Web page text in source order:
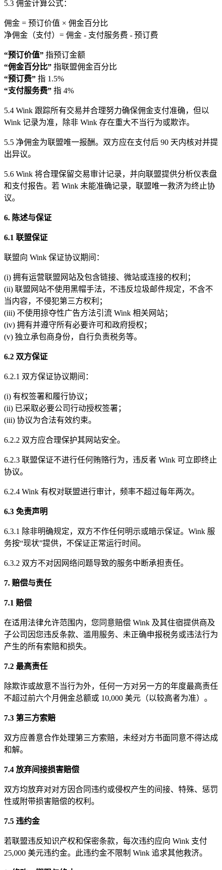
5.3 佣金计算公式：
佣金 = 预订价值 × 佣金百分比
净佣金（支付）= 佣金 - 支付服务费 - 预订费
“预订价值” 指预订金额
“佣金百分比” 指联盟佣金百分比
“预订费” 指 1.5%
“支付服务费” 指 4%
5.4 Wink 跟踪所有交易并合理努力确保佣金支付准确，但以
Wink 记录为准，除非 Wink 存在重大不当行为或欺诈。
5.5 净佣金为联盟唯一报酬。双方应在支付后 90 天内核对并提
出异议。
5.6 Wink 将合理保留交易审计记录，并向联盟提供分析仪表盘
和支付报告。若 Wink 未能准确记录，联盟唯一救济为终止协
议。
6. 陈述与保证
6.1 联盟保证
联盟向 Wink 保证协议期间：
(i) 拥有运营联盟网站及包含链接、微站或连接的权利；
(ii) 联盟网站不使用黑帽手法，不违反垃圾邮件规定，不含不
当内容，不侵犯第三方权利；
(iii) 不使用掠夺性广告方法引流 Wink 相关网站；
(iv) 拥有并遵守所有必要许可和政府授权；
(v) 独立承包商身份，自行负责税务等。
6.2 双方保证
6.2.1 双方保证协议期间：
(i) 有权签署和履行协议；
(ii) 已采取必要公司行动授权签署；
(iii) 协议为合法有效约束。
6.2.2 双方应合理保护其网站安全。
6.2.3 联盟保证不进行任何贿赂行为，违反者 Wink 可立即终止
协议。
6.2.4 Wink 有权对联盟进行审计，频率不超过每年两次。
6.3 免责声明
6.3.1 除非明确规定，双方不作任何明示或暗示保证。Wink 服
务按“现状”提供，不保证正常运行时间。
6.3.2 双方不对因网络问题导致的服务中断承担责任。
7. 赔偿与责任
7.1 赔偿
在适用法律允许范围内，您同意赔偿 Wink 及其住宿提供商及
子公司因您违反条款、滥用服务、未正确申报税务或违法行为
产生的所有索赔和损失。
7.2 最高责任
除欺诈或故意不当行为外，任何一方对另一方的年度最高责任
不超过前六个月佣金总额或 10,000 美元（以较高者为准）。
7.3 第三方索赔
双方应善意合作处理第三方索赔，未经对方书面同意不得达成
和解。
7.4 放弃间接损害赔偿
双方均放弃对对方因合同违约或侵权产生的间接、特殊、惩罚
性或附带损害赔偿的权利。
7.5 违约金
若联盟违反知识产权和保密条款，每次违约应向 Wink 支付
25,000 美元违约金。此违约金不限制 Wink 追求其他救济。